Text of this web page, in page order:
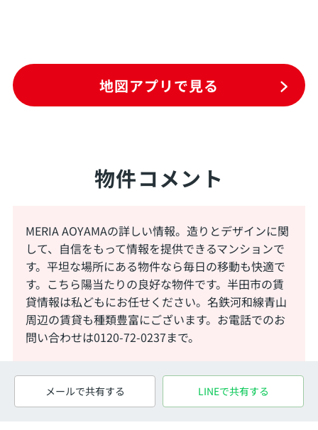
地図アプリで見る
物件コメント
MERIA AOYAMAの詳しい情報。造りとデザインに関
して、自信をもって情報を提供できるマンションで
す。平坦な場所にある物件なら毎日の移動も快適で
す。こちら陽当たりの良好な物件です。半田市の賃
貸情報は私どもにお任せください。名鉄河和線青山
周辺の賃貸も種類豊富にございます。お電話でのお
問い合わせは0120-72-0237まで。
メールで共有する LINEで共有する